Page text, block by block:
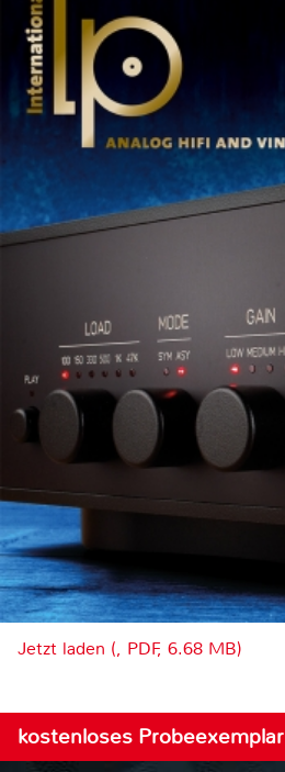
Jetzt laden (, PDF, 6.68 MB)
kostenloses Probeexemplar